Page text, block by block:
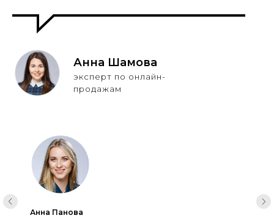
Анна Шамова
эксперт по онлайн-
продажам
Анна Панова